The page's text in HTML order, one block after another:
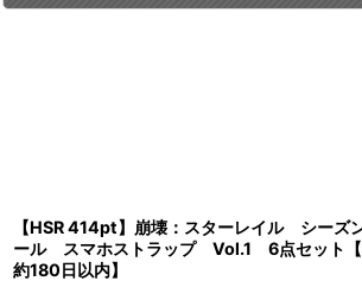
【HSR 414pt】崩壊：スターレイル シーズ
ール スマホストラップ Vol.1 6点セット
約180日以内】